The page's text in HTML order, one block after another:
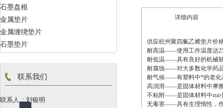
石墨盘根
金属垫片
金属缠绕垫片
石墨垫片
联系我们
联系人：刘银明
详细内容
供应杭州聚四氟乙烯垫片价
耐高温——使用工作温度达
耐低温——具有良好的机械
耐腐蚀——对大多数化学药
耐气候——有塑料中*的老化
高润滑——是固体材料中摩
不粘附——是固体材料中zui
无毒害——具有生理惰性，